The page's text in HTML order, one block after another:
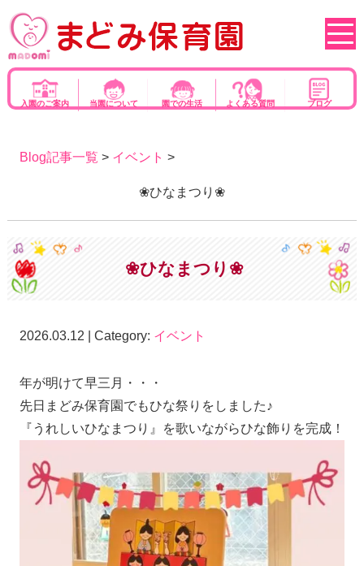
入園のご案内 当園について 園での生活 よくある質問 ブログ
Blog記事一覧 > イベント >
❀ひなまつり❀
❀ひなまつり❀
2026.03.12 | Category: イベント
年が明けて早三月・・・
先日まどみ保育園でもひな祭りをしました♪
『うれしいひなまつり』を歌いながらひな飾りを完成！